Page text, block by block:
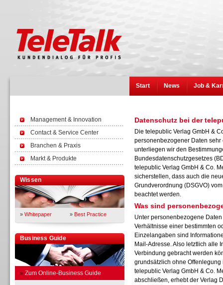
Start News Job &
Management & Innovation
Contact & Service Center
Branchen & Praxis
Markt & Produkte
Wissen
» Whitepaper » Best Practice
Business Guide
» Zum Online-Business Guide
Datenschutz bei der
Die telepublic Verlag GmbH &
personenbezogener Daten
unterliegen wir den
Bundesdatenschutzgesetzes
telepublic Verlag GmbH & Co.
sicherstellen, dass auch die
Grundverordnung (DSGVO)
beachtet werden.
Was sind
Unter personenbezogene
Verhältnisse einer bestimmten
Einzelangaben sind
Mail-Adresse. Also letztlich alle
Verbindung gebracht werden
grundsätzlich ohne
telepublic Verlag GmbH & Co.
abschließen, erhebt der Verlag